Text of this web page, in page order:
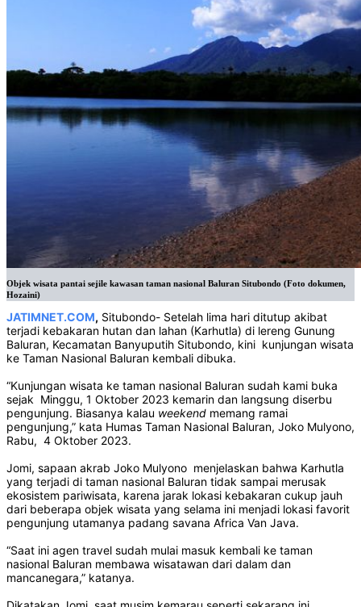
Objek wisata pantai sejile kawasan taman nasional Baluran Situbondo (Foto dokumen,
Hozaini)
JATIMNET.COM, Situbondo- Setelah lima hari ditutup akibat
terjadi kebakaran hutan dan lahan (Karhutla) di lereng Gunung
Baluran, Kecamatan Banyuputih Situbondo, kini kunjungan wisata
ke Taman Nasional Baluran kembali dibuka.
“Kunjungan wisata ke taman nasional Baluran sudah kami buka
sejak Minggu, 1 Oktober 2023 kemarin dan langsung diserbu
pengunjung. Biasanya kalau weekend memang ramai
pengunjung,” kata Humas Taman Nasional Baluran, Joko Mulyono,
Rabu, 4 Oktober 2023.
Jomi, sapaan akrab Joko Mulyono menjelaskan bahwa Karhutla
yang terjadi di taman nasional Baluran tidak sampai merusak
ekosistem pariwisata, karena jarak lokasi kebakaran cukup jauh
dari beberapa objek wisata yang selama ini menjadi lokasi favorit
pengunjung utamanya padang savana Africa Van Java.
“Saat ini agen travel sudah mulai masuk kembali ke taman
nasional Baluran membawa wisatawan dari dalam dan
mancanegara,” katanya.